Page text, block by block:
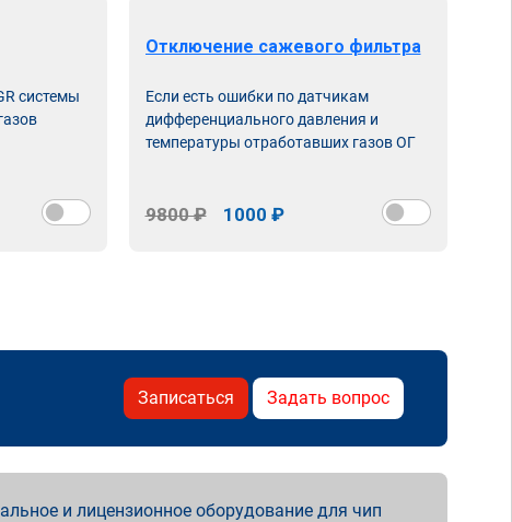
системы
Отключение сажевого фильтра
Если есть ошибки по датчикам
дифференциального давления и
температуры отработавших газов ОГ
9800 ₽ 1000 ₽
Записаться Задать вопрос
и лицензионное оборудование для чип